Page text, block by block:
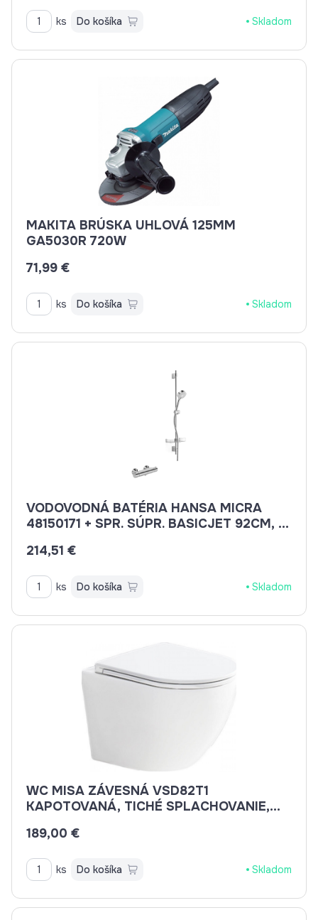
ks Do košíka Skladom
MAKITA BRÚSKA UHLOVÁ 125MM
GA5030R 720W
71,99 €
ks Do košíka Skladom
VODOVODNÁ BATÉRIA HANSA MICRA
48150171 + SPR. SÚPR. BASICJET 92CM, 3-
214,51 €
ks Do košíka Skladom
WC MISA ZÁVESNÁ VSD82T1
KAPOTOVANÁ, TICHÉ SPLACHOVANIE,
CSS113S
189,00 €
ks Do košíka Skladom